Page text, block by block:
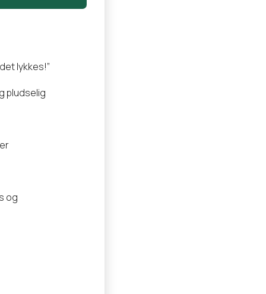
lykkes!”
pludselig
og